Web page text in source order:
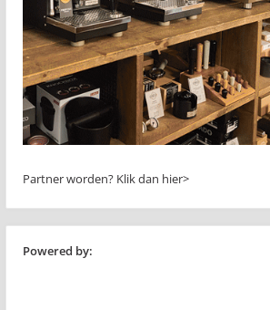
Partner worden? Klik dan hier>
Powered by: